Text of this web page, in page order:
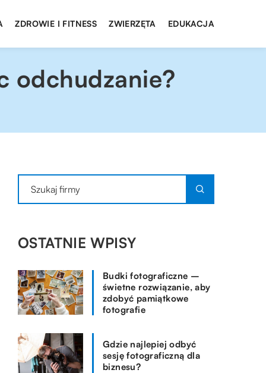
ZDROWIE I FITNESS ZWIERZĘTA EDUKACJA
odchudzanie?
OSTATNIE WPISY
Budki fotograficzne –
świetne rozwiązanie, aby
zdobyć pamiątkowe
fotografie
Gdzie najlepiej odbyć
sesję fotograficzną dla
biznesu?